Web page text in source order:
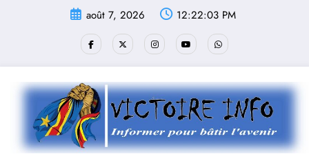
août 7, 2026 12:22:03 PM